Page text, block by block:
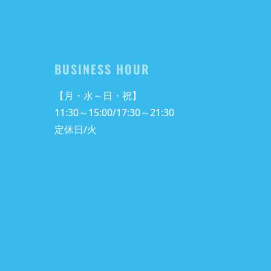
BUSINESS HOUR
【月・水～日・祝】
11:30～15:00/17:30～21:30
定休日/火